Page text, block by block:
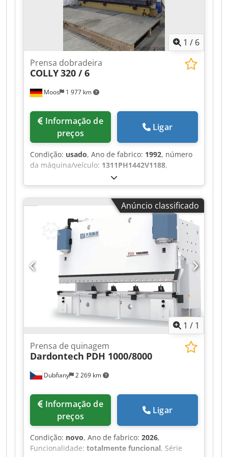
CNC Z1-Z2-Z5 com controlo de 6 eixos DA - 66 W-
Porta-ferramentas com sistema de fixação de
maxilas superior e inferior Djdpfoy U Hwrsx Ah
Njkr Technical Specification Bending Length 1 / 6
Moos 1 977 km
Prensa dobradeira
COLLY320 / 6
preços
Ligar
Condição: usado, Ano de fabrico: 1992, número
da máquina/veículo: 1311PH1442V1188,
totalmente funcional
de entrada:380 V, frequência de entrada:50 Hz,
força de prensagem:320 t, comprimento da
mesa:
, Colly 320/6 Prensa dobradeira
Preço negociável Dksdoy Ti Ahjpfx Ah Nor
Anúncio classificado
1 / 1
Dubňany 2 269 km
Prensa de quinagem
Dardontech PDH 1000/8000
preços
Ligar
Condição: novo, Ano de fabrico: 2026,
Funcionalidade: totalmente funcional, Série